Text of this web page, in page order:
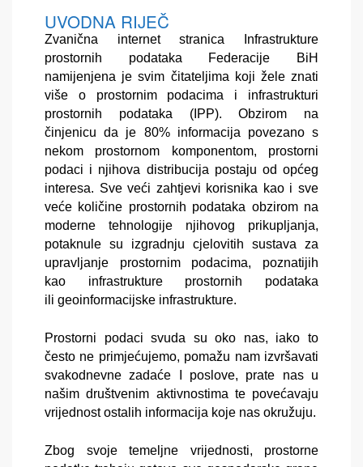
UVODNA RIJEČ
Zvanična internet stranica Infrastrukture
prostornih podataka Federacije BiH
namijenjena je svim čitateljima koji žele znati
više o prostornim podacima i infrastrukturi
prostornih podataka (IPP). Obzirom na
činjenicu da je 80% informacija povezano s
nekom prostornom komponentom, prostorni
podaci i njihova distribucija postaju od općeg
interesa. Sve veći zahtjevi korisnika kao i sve
veće količine prostornih podataka obzirom na
moderne tehnologije njihovog prikupljanja,
potaknule su izgradnju cjelovitih sustava za
upravljanje prostornim podacima, poznatijih
kao infrastrukture prostornih podataka
ili geoinformacijske infrastrukture.
Prostorni podaci svuda su oko nas, iako to
često ne primjećujemo, pomažu nam izvršavati
svakodnevne zadaće I poslove, prate nas u
našim društvenim aktivnostima te povećavaju
vrijednost ostalih informacija koje nas okružuju.
Zbog svoje temeljne vrijednosti, prostorne